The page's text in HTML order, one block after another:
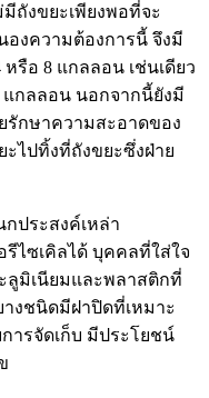
ถังขยะเพียงพอที่จะ
องความต้องการนี้ จึงมี
รือ 8 แกลลอน เช่นเดียว
แกลลอน นอกจากนี้ยังมี
รักษาความสะอาดของ
ไปทิ้งที่ถังขยะซึ่งฝ่าย
ประสงค์เหล่า
ไซเคิลได้ บุคคลที่ใส่ใจ
ลูมิเนียมและพลาสติกที่
างชนิดมีฝาปิดที่เหมาะ
ารจัดเก็บ มีประโยชน์